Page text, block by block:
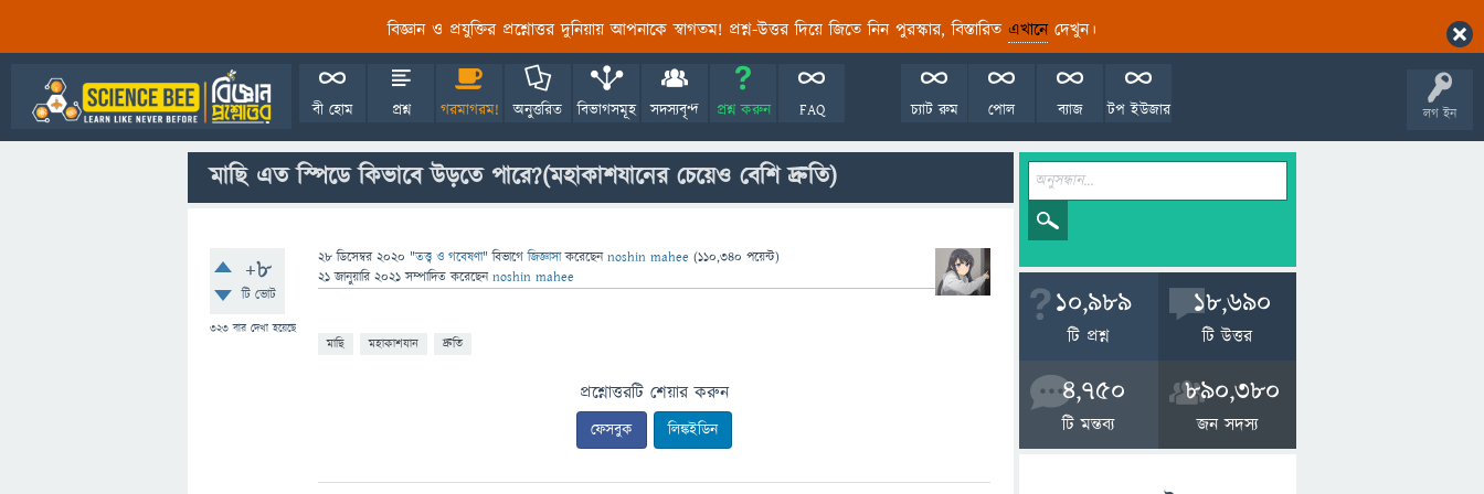
বিজ্ঞান ও প্রযুক্তির প্রশ্নোত্তর দুনিয়ায় আপনাকে স্বাগতম! প্রশ্ন-উত্তর দিয়ে জিতে নিন পুরস্কার, বিস্তারিত এখানেদেখুন।
লগ ইন
বী হোম প্রশ্ন গরমাগরম! অনুত্তরিত বিভাগসমূহ সদস্যবৃন্দ প্রশ্ন করুন FAQ টপ ইউজার
ব্যাজ
পোল
চ্যাট রুম
মাছি এত স্পিডে কিভাবে উড়তে পারে?(মহাকাশযানের চেয়েও বেশি দ্রুতি)
+8
টি ভোট
323 বার দেখা হয়েছে
28 ডিসেম্বর 2020 "তত্ত্ব ও গবেষণা" বিভাগে জিজ্ঞাসাকরেছেনnoshin mahee (110,340 পয়েন্ট)
21 জানুয়ারি 2021 সম্পাদিত করেছেনnoshin mahee
মাছি মহাকাশযান দ্রুতি
প্রশ্নোত্তরটি শেয়ার করুন
ফেসবুক লিঙ্কইডিন
10,989
টি প্রশ্ন
18,690
টি উত্তর
4,750
টি মন্তব্য
890,380
জন সদস্য